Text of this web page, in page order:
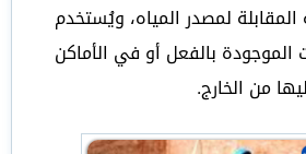
لمصدر المياه، ويُستخدم
الموجودة بالفعل أو في الأماكن
من الخارج.